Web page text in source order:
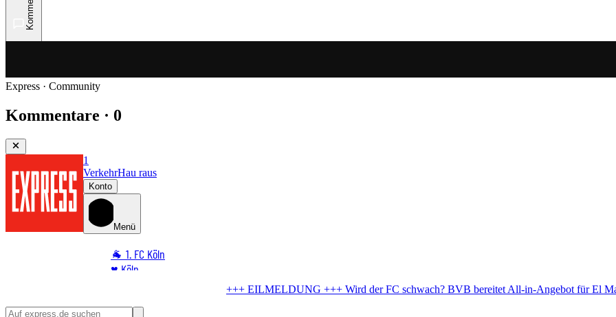
Express · Community
Kommentare · 0
1
VerkehrHau raus
Konto
Menü
🐐 1. FC Köln
♥️ Köln
🏆 Sport
Wird der FC schwach?BVB bereitet All-in-Angebot für El Mala vor